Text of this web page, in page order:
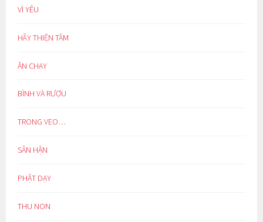
VÌ YÊU
HÃY THIỆN TÂM
ĂN CHAY
BÌNH VÀ RƯỢU
TRONG VEO…
SÂN HẬN
PHẬT DẠY
THU NON